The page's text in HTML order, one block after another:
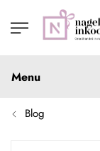
Menu
Blog